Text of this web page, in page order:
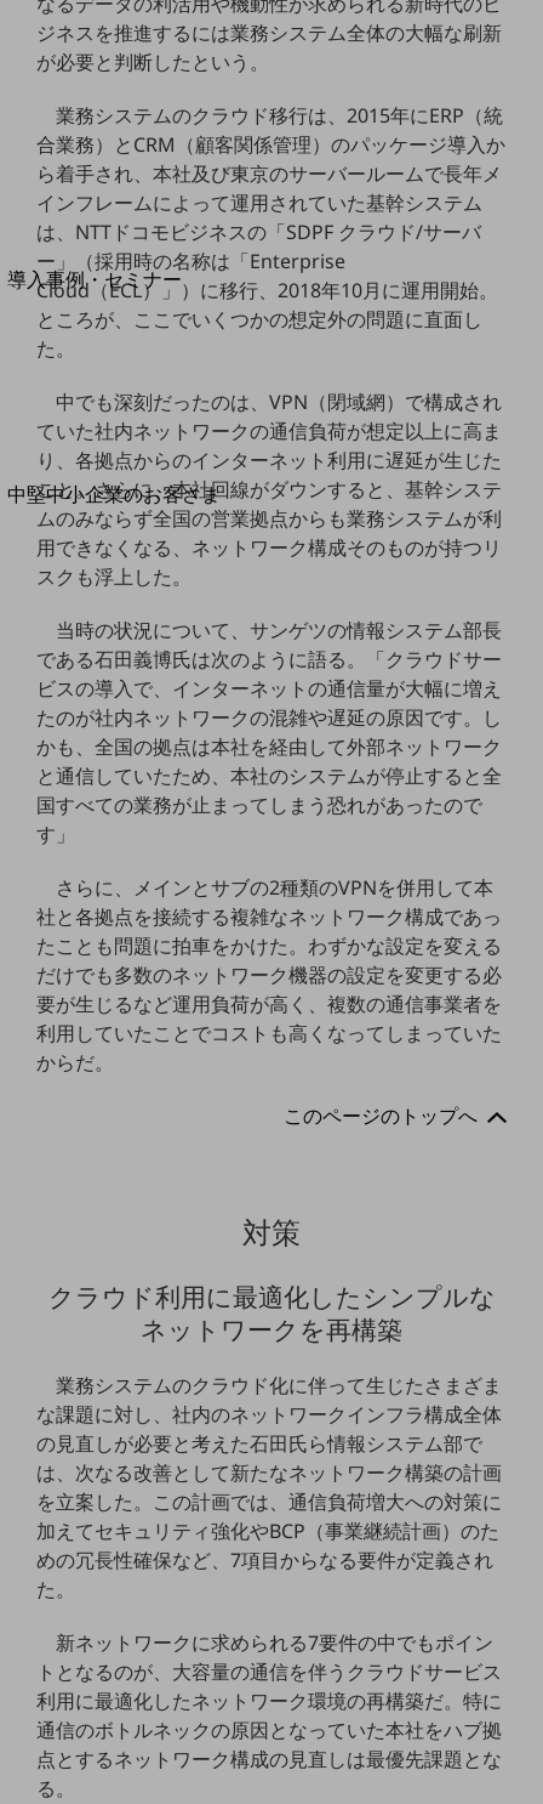
運用保守・故障紛失サポート
お手続き
別ウィンドウで開きます
サービスをご利用中のお客さま
導入事例・セミナー
導入事例TOP
最新の導入事例や注目の導入事例をご紹介します
開催・出展する各種セミナー、イベント情報をご紹介します
別ウィンドウで開きます
中堅中小企業のお客さま
NTTドコモビジネスウォッチ
ビジネスお役立ち情報
旬な話題やお役立ち資料などDXの課題を
新着記事
お役立ち資料ダウンロード
トレンド記事特集
IT用語集
中堅中小企業向け
サービス・ソリューション
課題やニーズに合ったサービスをご紹介し、
中堅中小企業のビジネスをサポート！
お悩みから見つける
お悩みから見つけるTOP
ネットワーク
モバイル・音声
バックオフィス
リモート・ハイブリッドワーク
小売・卸売業
地域産業
その他の業界はこちら
ゲーム感覚で見つける
ビジネスお悩み診断
NTTドコモビジネス
オンラインショップ
モバイル・ICTサービスをオンラインで
相談・申し込みができるバーチャルショップ
法人向けモバイルトップ
はじめての方へ
サービス・商品を探す
新規会員登録/ログインはこちら
100回線以上のお問い合わせ・お見積りはこちら
ジネスを推進するには業務システム全体の大幅な刷新
が必要と判断したという。
業務システムのクラウド移行は、2015年にERP（統
合業務）とCRM（顧客関係管理）のパッケージ導入か
ら着手され、本社及び東京のサーバールームで長年メ
インフレームによって運用されていた基幹システム
は、NTTドコモビジネスの「SDPF クラウド/サーバ
ー」（採用時の名称は「Enterprise
Cloud（ECL）」）に移行、2018年10月に運用開始。
ところが、ここでいくつかの想定外の問題に直面し
た。
中でも深刻だったのは、VPN（閉域網）で構成され
ていた社内ネットワークの通信負荷が想定以上に高ま
り、各拠点からのインターネット利用に遅延が生じた
こと。さらに、本社回線がダウンすると、基幹システ
ムのみならず全国の営業拠点からも業務システムが利
用できなくなる、ネットワーク構成そのものが持つリ
スクも浮上した。
当時の状況について、サンゲツの情報システム部長
である石田義博氏は次のように語る。「クラウドサー
ビスの導入で、インターネットの通信量が大幅に増え
たのが社内ネットワークの混雑や遅延の原因です。し
かも、全国の拠点は本社を経由して外部ネットワーク
と通信していたため、本社のシステムが停止すると全
国すべての業務が止まってしまう恐れがあったので
す」
さらに、メインとサブの2種類のVPNを併用して本
社と各拠点を接続する複雑なネットワーク構成であっ
たことも問題に拍車をかけた。わずかな設定を変える
だけでも多数のネットワーク機器の設定を変更する必
要が生じるなど運用負荷が高く、複数の通信事業者を
利用していたことでコストも高くなってしまっていた
からだ。
このページのトップへ
対策
クラウド利用に最適化したシンプルな
ネットワークを再構築
業務システムのクラウド化に伴って生じたさまざま
な課題に対し、社内のネットワークインフラ構成全体
の見直しが必要と考えた石田氏ら情報システム部で
は、次なる改善として新たなネットワーク構築の計画
を立案した。この計画では、通信負荷増大への対策に
加えてセキュリティ強化やBCP（事業継続計画）のた
めの冗長性確保など、7項目からなる要件が定義され
た。
新ネットワークに求められる7要件の中でもポイン
トとなるのが、大容量の通信を伴うクラウドサービス
利用に最適化したネットワーク環境の再構築だ。特に
通信のボトルネックの原因となっていた本社をハブ拠
点とするネットワーク構成の見直しは最優先課題とな
る。